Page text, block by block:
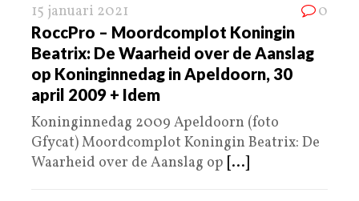
15 januari 2021 0
RoccPro – Moordcomplot Koningin
Beatrix: De Waarheid over de Aanslag
op Koninginnedag in Apeldoorn, 30
april 2009 + Idem
Koninginnedag 2009 Apeldoorn (foto
Gfycat) Moordcomplot Koningin Beatrix: De
Waarheid over de Aanslag op [...]